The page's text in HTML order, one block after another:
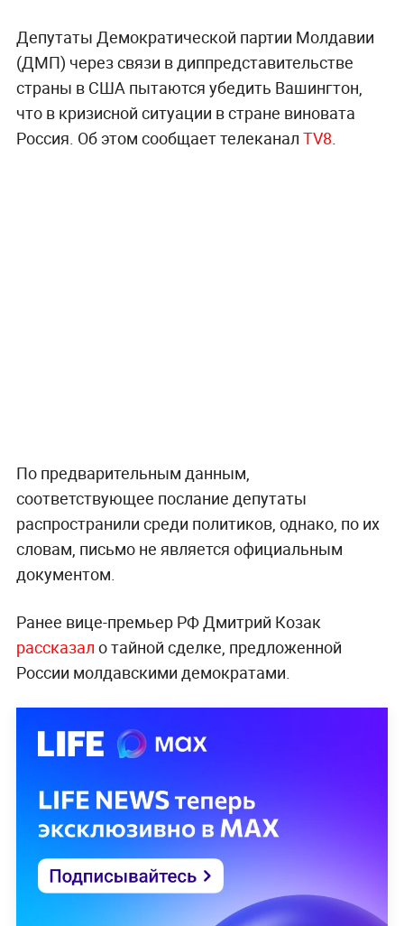
Депутаты Демократической партии Молдавии
(ДМП) через связи в диппредставительстве
страны в США пытаются убедить Вашингтон,
что в кризисной ситуации в стране виновата
Россия. Об этом сообщает телеканал TV8.
По предварительным данным,
соответствующее послание депутаты
распространили среди политиков, однако, по их
словам, письмо не является официальным
документом.
Ранее вице-премьер РФ Дмитрий Козак
рассказал о тайной сделке, предложенной
России молдавскими демократами.